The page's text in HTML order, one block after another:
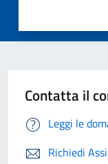
Contatta il
Leggi le
Richiedi